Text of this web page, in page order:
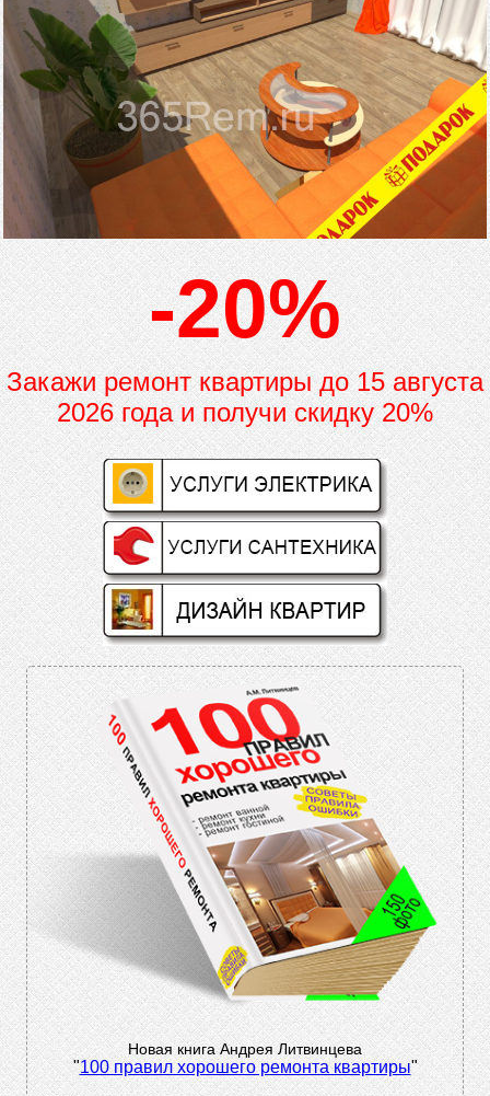
-20%
Закажи ремонт квартиры до15 августа
2026 года и получи скидку 20%
Новая книга Андрея Литвинцева
"100 правил хорошего ремонта квартиры"